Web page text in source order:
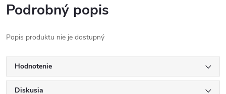
Podrobný popis
Popis produktu nie je dostupný
Hodnotenie
Diskusia